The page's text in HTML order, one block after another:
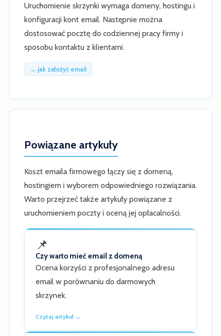
Uruchomienie skrzynki wymaga domeny, hostingu i
konfiguracji kont email. Następnie można
dostosować pocztę do codziennej pracy firmy i
sposobu kontaktu z klientami.
→ jak założyć email
Powiązane artykuły
Koszt emaila firmowego łączy się z domeną,
hostingiem i wyborem odpowiedniego rozwiązania.
Warto przejrzeć także artykuły powiązane z
uruchomieniem poczty i oceną jej opłacalności.
📌
Czy warto mieć email z domeną
Ocena korzyści z profesjonalnego adresu
email w porównaniu do darmowych
skrzynek.
Czytaj artykuł →